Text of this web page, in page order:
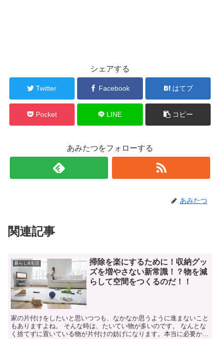
シェアする
Twitter Facebook はてブ
Pocket LINE コピー
あみたつをフォローする
あみたつ
関連記事
暮らし&生活
掃除を楽にするために！収納グッ
ズを増やさない新常識！？物を減
らして空間をつくるのだ！！
家の片付けをしたいと思いつつも、なかなか思うように進まないこと
もありますよね。 そんな時は、たいてい物が多いのです。 なんとな
く捨てずに置いている物が片付けの妨げになります。本当に必要かど